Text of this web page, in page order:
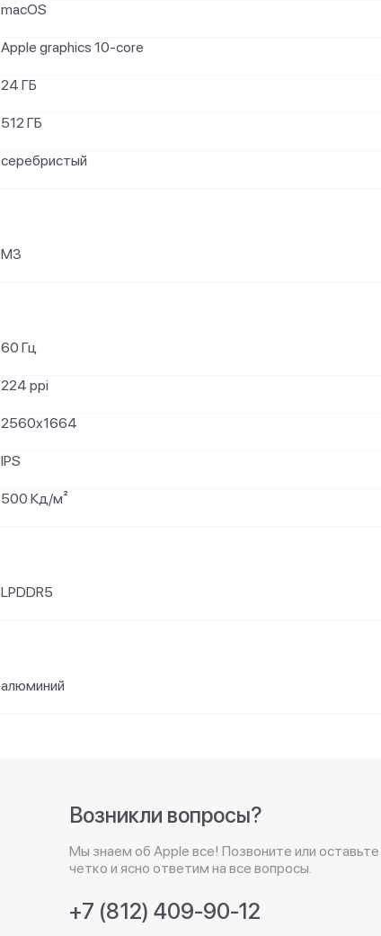
macOS
Apple graphics 10-core
24 ГБ
512 ГБ
серебристый
M3
60 Гц
224 ppi
2560x1664
IPS
500 Кд/м²
LPDDR5
алюминий
Возникли вопросы?
Мы знаем об Apple все! Позвоните или
четко и ясно ответим на все вопросы.
+7 (812) 409-90-12